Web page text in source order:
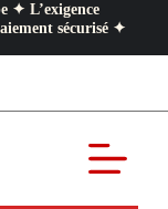
✦ L’exigence
sécurisé ✦